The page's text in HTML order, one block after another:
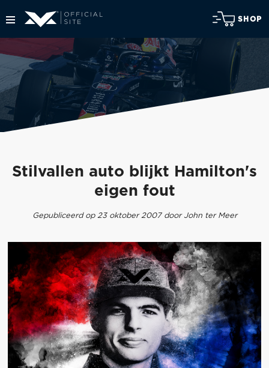
SHOP
Stilvallen auto blijkt Hamilton's
eigen fout
Gepubliceerd op 23 oktober 2007 door John ter Meer